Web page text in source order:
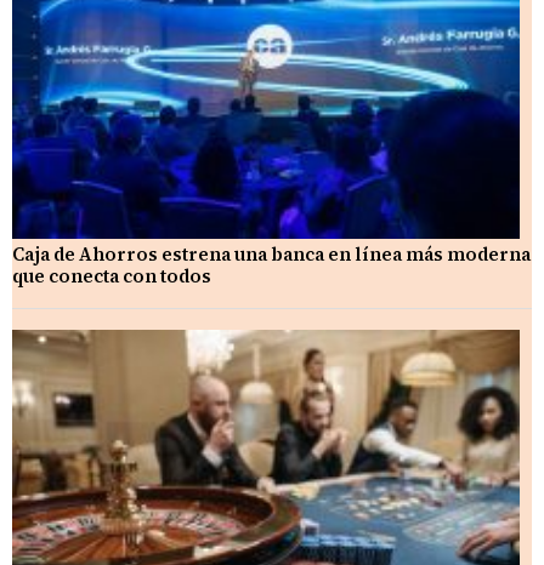
Caja de Ahorros estrena una banca en línea más moderna
que conecta con todos